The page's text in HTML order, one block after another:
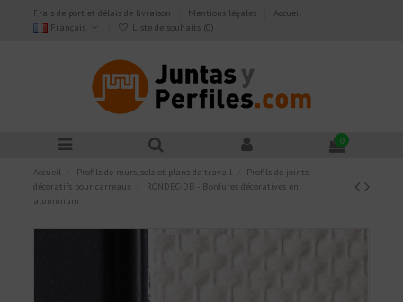
Frais de port et délais de livraison Mentions légales
Accueil
Français
Liste de souhaits (0)
0
Accueil Profils de murs, sols et plans de travail
Profils de joints
décoratifs pour carreaux
RONDEC-DB - Bordures décoratives en
aluminium